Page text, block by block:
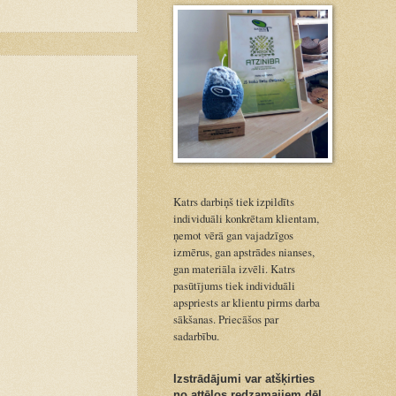
Katrs darbiņš tiek izpildīts
individuāli konkrētam klientam,
ņemot vērā gan vajadzīgos
izmērus, gan apstrādes nianses,
gan materiāla izvēli. Katrs
pasūtījums tiek individuāli
apspriests ar klientu pirms darba
sākšanas. Priecāšos par
sadarbību.
Izstrādājumi var atšķirties